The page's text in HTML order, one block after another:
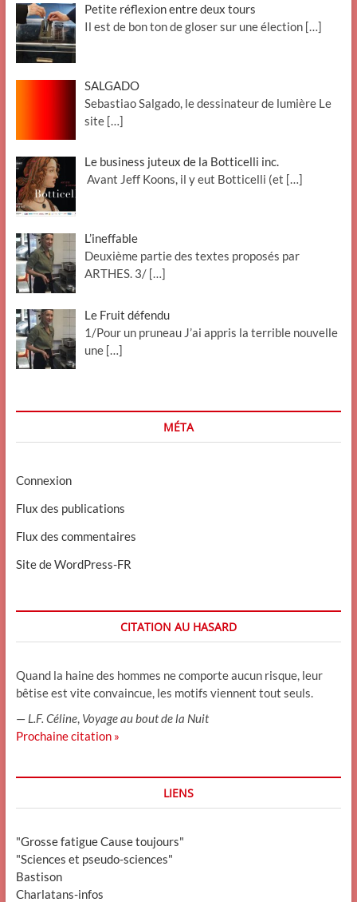
Petite réflexion entre deux tours
Il est de bon ton de gloser sur une élection […]
SALGADO
Sebastiao Salgado, le dessinateur de lumière Le
site […]
Le business juteux de la Botticelli inc.
Avant Jeff Koons, il y eut Botticelli (et […]
L’ineffable
Deuxième partie des textes proposés par
ARTHES. 3/ […]
Le Fruit défendu
1/Pour un pruneau J’ai appris la terrible nouvelle
une […]
MÉTA
Connexion
Flux des publications
Flux des commentaires
Site de WordPress-FR
CITATION AU HASARD
Quand la haine des hommes ne comporte aucun risque, leur
bêtise est vite convaincue, les motifs viennent tout seuls.
— L.F. Céline, Voyage au bout de la Nuit
Prochaine citation »
LIENS
"Grosse fatigue Cause toujours"
"Sciences et pseudo-sciences"
Bastison
Charlatans-infos